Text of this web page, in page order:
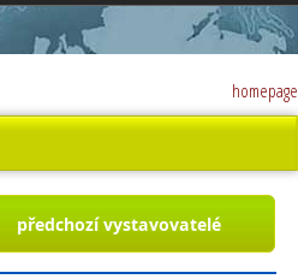
homepage
předchozí vystavovatelé